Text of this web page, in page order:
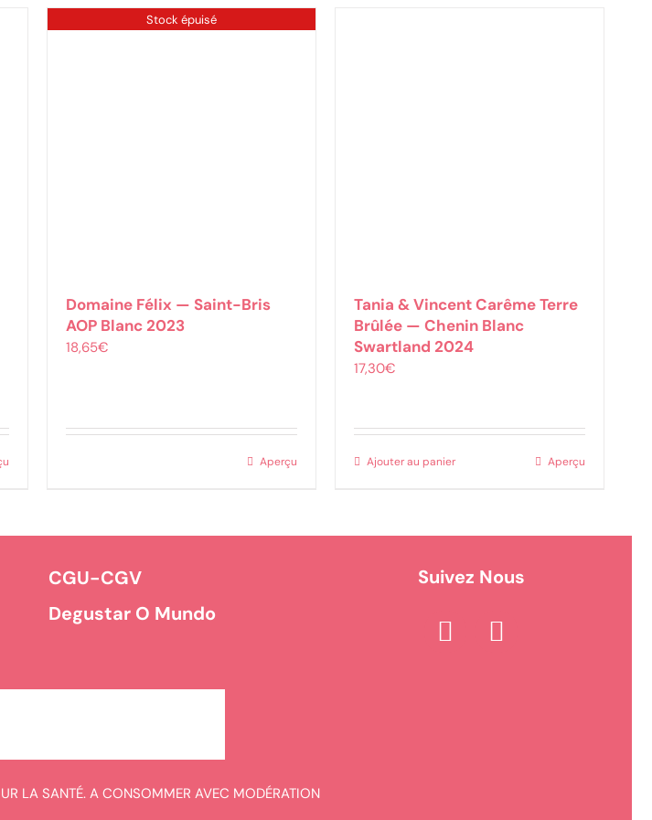
Stock épuisé
Domaine Félix — Saint-Bris
AOP Blanc 2023
18,65€
Aperçu
Tania & Vincent Carême Terre
Brûlée — Chenin Blanc
Swartland 2024
17,30€
Ajouter au panier Aperçu
CGU-CGV
Degustar O Mundo
Suivez Nous
LA SANTÉ. A CONSOMMER AVEC MODÉRATION